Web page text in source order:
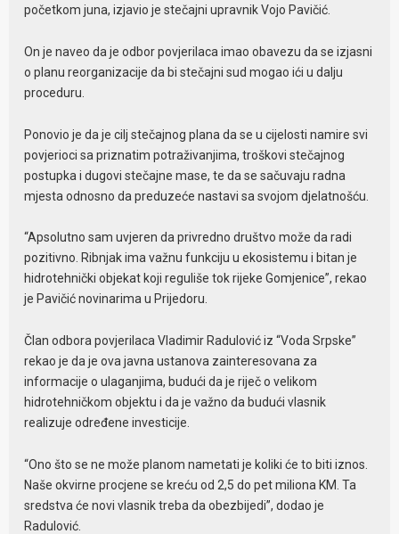
početkom juna, izjavio je stečajni upravnik Vojo Pavičić.
On je naveo da je odbor povjerilaca imao obavezu da se izjasni
o planu reorganizacije da bi stečajni sud mogao ići u dalju
proceduru.
Ponovio je da je cilj stečajnog plana da se u cijelosti namire svi
povjerioci sa priznatim potraživanjima, troškovi stečajnog
postupka i dugovi stečajne mase, te da se sačuvaju radna
mjesta odnosno da preduzeće nastavi sa svojom djelatnošću.
“Apsolutno sam uvjeren da privredno društvo može da radi
pozitivno. Ribnjak ima važnu funkciju u ekosistemu i bitan je
hidrotehnički objekat koji reguliše tok rijeke Gomjenice”, rekao
je Pavičić novinarima u Prijedoru.
Član odbora povjerilaca Vladimir Radulović iz “Voda Srpske”
rekao je da je ova javna ustanova zainteresovana za
informacije o ulaganjima, budući da je riječ o velikom
hidrotehničkom objektu i da je važno da budući vlasnik
realizuje određene investicije.
“Ono što se ne može planom nametati je koliki će to biti iznos.
Naše okvirne procjene se kreću od 2,5 do pet miliona KM. Ta
sredstva će novi vlasnik treba da obezbijedi”, dodao je
Radulović.